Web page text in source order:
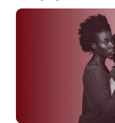
ada sesuatuyang salah
Bahkan sampai muncul
etanolyang tak resmi.
like adalah salah satu